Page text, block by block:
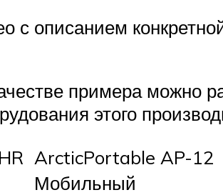
с описанием
примера можно
этого
ArcticPortable AP-12
Мобильный